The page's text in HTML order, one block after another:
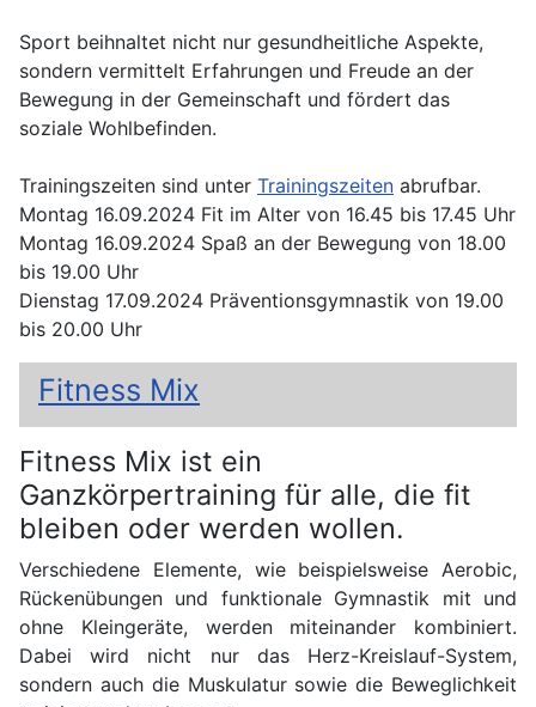
Sport beihnaltet nicht nur gesundheitliche Aspekte,
sondern vermittelt Erfahrungen und Freude an der
Bewegung in der Gemeinschaft und fördert das
soziale Wohlbefinden.
Trainingszeiten sind unter Trainingszeiten abrufbar.
Montag 16.09.2024 Fit im Alter von 16.45 bis 17.45 Uhr
Montag 16.09.2024 Spaß an der Bewegung von 18.00
bis 19.00 Uhr
Dienstag 17.09.2024 Präventionsgymnastik von 19.00
bis 20.00 Uhr
Fitness Mix
Fitness Mix ist ein
Ganzkörpertraining für alle, die fit
bleiben oder werden wollen.
Verschiedene Elemente, wie beispielsweise Aerobic,
Rückenübungen und funktionale Gymnastik mit und
ohne Kleingeräte, werden miteinander kombiniert.
Dabei wird nicht nur das Herz-Kreislauf-System,
sondern auch die Muskulatur sowie die Beweglichkeit